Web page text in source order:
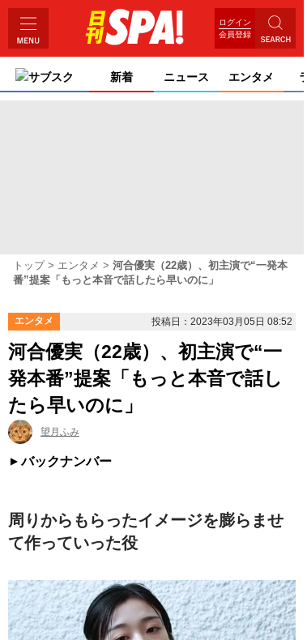
ログイン
会員登録
サブスク 新着 ニュース エンタメ
トップ エンタメ
河合優実（22歳）、初主演で“一発本
番”提案「もっと本音で話したら早いのに」
エンタメ 投稿日：2023年03月05日 08:52
河合優実（22歳）、初主演で“一
発本番”提案「もっと本音で話し
たら早いのに」
望月ふみ
バックナンバー
周りからもらったイメージを膨らませ
て作っていった役